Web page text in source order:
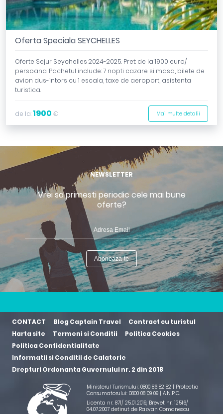
Oferta Speciala SEYCHELLES
Oferte Sejur Seychelles 2024-2025. Pret: de la 1900 euro/
persoana. Pachetul include: 7 nopti cazare si masa, bilete de
avion dus-intors cu 1 escala, taxe de aeroport, asistenta
turistica.
de la:1900 € Mai multe detalii
NEWSLETTER
Vrei sa primesti periodic cele mai bune
oferte?
CONTACT Blog Captain Travel
Contract cu turistul
Harta site
Termeni si Conditii
Politica Cookies
Politica Confidentialitate
Informatii si Conditii de Calatorie
Drepturi Ordonanta Guvernului nr. 2 din 2018
Ministerul Turismului: 0800 86 82 82 | Protectia
Consumatorului: 0800 08 09 09 | A.N.P.C.
Licenta nr. 871/ 25.01.2019, Brevet nr. 12516/
04.07.2007 detinut de Razvan Comanescu